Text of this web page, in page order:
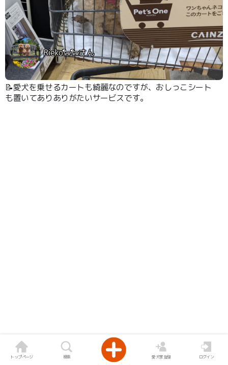
Rieko🐑🐑さん
📝愛犬を乗せるカートも綺麗なのですが、おしっこシート
も置いてありありがたいサービスです。
トップページ 検索 愛犬家登録 ログイン